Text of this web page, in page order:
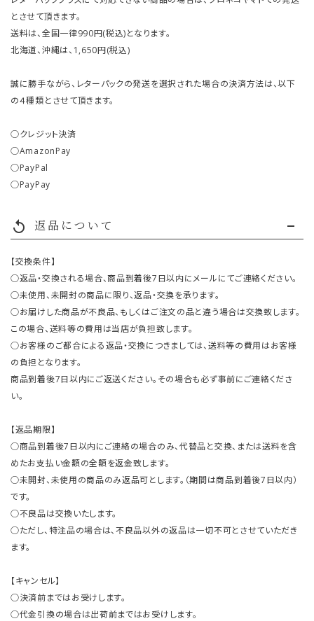
とさせて頂きます。
送料は、全国一律990円(税込)となります。
北海道、沖縄は、1,650円(税込)
誠に勝手ながら、レターパックの発送を選択された場合の決済方法は、以下
の４種類とさせて頂きます。
○クレジット決済
○AmazonPay
○PayPal
○PayPay
replay 返品について
【交換条件】
○返品・交換される場合、商品到着後7日以内にメールにてご連絡ください。
○未使用、未開封の商品に限り、返品・交換を承ります。
○お届けした商品が不良品、もしくはご注文の品と違う場合は交換致します。
この場合、送料等の費用は当店が負担致します。
○お客様のご都合による返品・交換につきましては、送料等の費用はお客様
の負担となります。
商品到着後7日以内にご返送ください。その場合も必ず事前にご連絡くださ
い。
【返品期限】
○商品到着後7日以内にご連絡の場合のみ、代替品と交換、または送料を含
めたお支払い金額の全額を返金致します。
○未開封、未使用の商品のみ返品可とします。（期間は商品到着後7日以内）
です。
○不良品は交換いたします。
○ただし、特注品の場合は、不良品以外の返品は一切不可とさせていただき
ます。
【キャンセル】
○決済前まではお受けします。
○代金引換の場合は出荷前まではお受けします。